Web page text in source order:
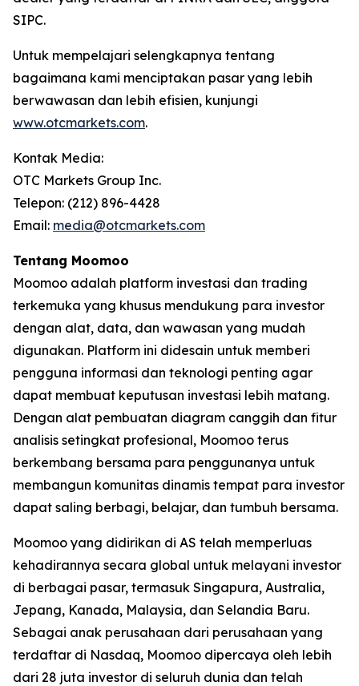
SIPC.
Untuk mempelajari selengkapnya tentang
bagaimana kami menciptakan pasar yang lebih
berwawasan dan lebih efisien, kunjungi
www.otcmarkets.com.
Kontak Media:
OTC Markets Group Inc.
Telepon: (212) 896-4428
Email: media@otcmarkets.com
Tentang Moomoo
Moomoo adalah platform investasi dan trading
terkemuka yang khusus mendukung para investor
dengan alat, data, dan wawasan yang mudah
digunakan. Platform ini didesain untuk memberi
pengguna informasi dan teknologi penting agar
dapat membuat keputusan investasi lebih matang.
Dengan alat pembuatan diagram canggih dan fitur
analisis setingkat profesional, Moomoo terus
berkembang bersama para penggunanya untuk
membangun komunitas dinamis tempat para investor
dapat saling berbagi, belajar, dan tumbuh bersama.
Moomoo yang didirikan di AS telah memperluas
kehadirannya secara global untuk melayani investor
di berbagai pasar, termasuk Singapura, Australia,
Jepang, Kanada, Malaysia, dan Selandia Baru.
Sebagai anak perusahaan dari perusahaan yang
terdaftar di Nasdaq, Moomoo dipercaya oleh lebih
dari 28 juta investor di seluruh dunia dan telah